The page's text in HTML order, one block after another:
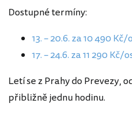
Dostupné termíny:
13. – 20.6. za 10 490 Kč/
17. – 24.6. za 11 290 Kč/
Letí se z Prahy do Prevezy,
přibližně jednu hodinu.